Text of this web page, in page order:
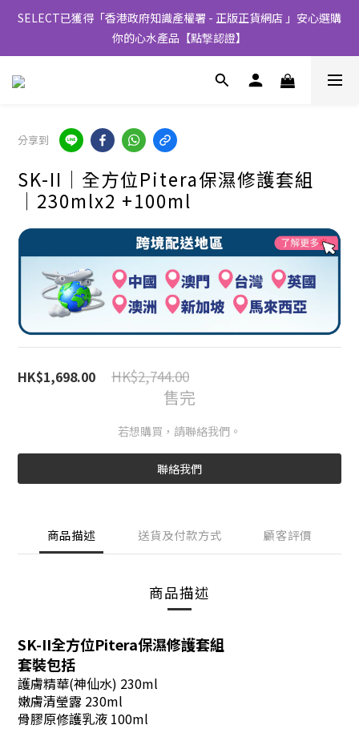
SELECT已獲得「香港政府知識產權署 - 正版正貨網店 」安心選購
你的心水產品【點撃認證】
分享到
SK-II│全方位Pitera保濕修護套組
│230mlx2 +100ml
HK$1,698.00 HK$2,744.00
售完
若想購買，請聯絡我們。
聯絡我們
商品描述 送貨及付款方式 顧客評價
商品描述
SK-II全方位Pitera保濕修護套組
套裝包括
護膚精華(神仙水) 230ml
嫩膚清瑩露 230ml
骨膠原修護乳液 100ml